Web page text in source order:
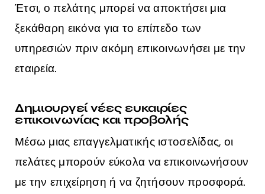
Έτσι, ο πελάτης μπορεί να αποκτήσει μια
ξεκάθαρη εικόνα για το επίπεδο των
υπηρεσιών πριν ακόμη επικοινωνήσει με την
εταιρεία.
Δημιουργεί νέες ευκαιρίες
επικοινωνίας και προβολής
Μέσω μιας επαγγελματικής ιστοσελίδας, οι
πελάτες μπορούν εύκολα να επικοινωνήσουν
με την επιχείρηση ή να ζητήσουν προσφορά.